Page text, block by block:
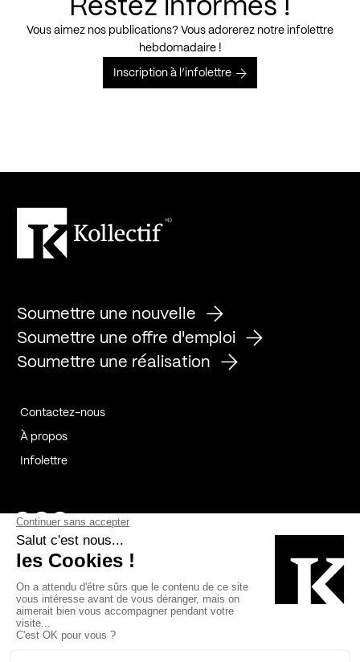
Restez informés !
Vous aimez nos publications? Vous adorerez notre infolettre
hebdomadaire !
Inscription à l’infolettre
Soumettre une nouvelle
Soumettre une offre d'emploi
Soumettre une réalisation
Contactez-nous
À propos
Infolettre
Page Facebook de Kollectif
Page Instagram de Kollectif
Page Linkedin de Kollectif
Bâtiment-Durable-Québec-1
Esquisses-1IRAC-1